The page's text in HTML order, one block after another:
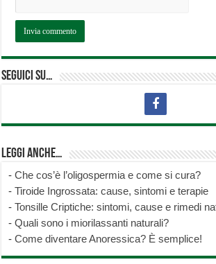
Seguici su…
Leggi anche…
-Che cos’è l’oligospermia e come si cura?
-Tiroide Ingrossata: cause, sintomi e terapie
-Tonsille Criptiche: sintomi, cause e rimedi
-Quali sono i miorilassanti naturali?
-Come diventare Anoressica? È semplice!